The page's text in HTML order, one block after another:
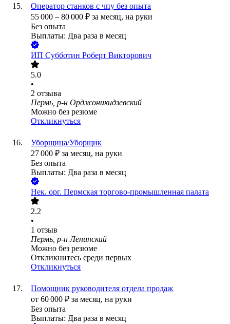
Оператор станков с чпу без опыта
55 000 – 80 000 ₽ за месяц, на руки
Без опыта
Выплаты: Два раза в месяц
ИП Субботин Роберт Викторович
5.0
•
2 отзыва
Пермь, р-н Орджоникидзевский
Можно без резюме
Откликнуться
Уборщица/Уборщик
27 000 ₽ за месяц, на руки
Без опыта
Выплаты: Два раза в месяц
Нек. орг. Пермская торгово-промышленная палата
2.2
•
1 отзыв
Пермь, р-н Ленинский
Можно без резюме
Откликнитесь среди первых
Откликнуться
Помощник руководителя отдела продаж
от 60 000 ₽ за месяц, на руки
Без опыта
Выплаты: Два раза в месяц